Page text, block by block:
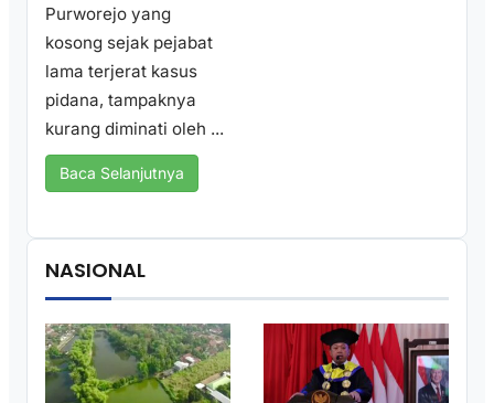
Purworejo yang
kosong sejak pejabat
lama terjerat kasus
pidana, tampaknya
kurang diminati oleh ...
Baca Selanjutnya
NASIONAL